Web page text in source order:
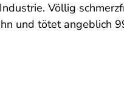
Völlig
und tötet angeblich